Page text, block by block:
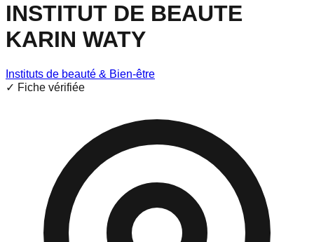
INSTITUT DE BEAUTE
KARIN WATY
Instituts de beauté & Bien-être
✓ Fiche vérifiée